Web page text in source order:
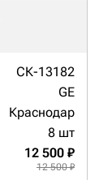
СК-13182
GE
Краснодар
8 шт
12 500 ₽
12 500 ₽